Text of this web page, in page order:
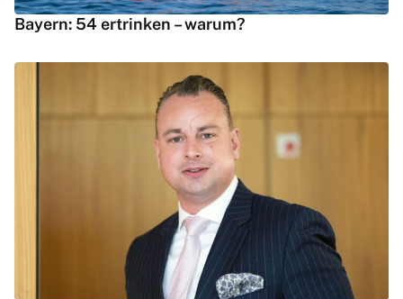
Bayern: 54 ertrinken – warum?